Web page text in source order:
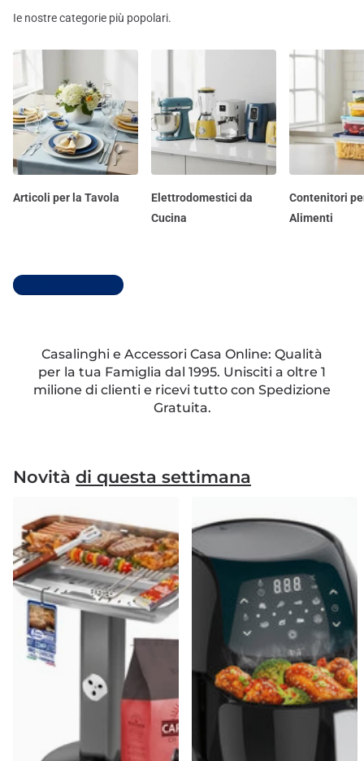
Ie nostre categorie più popolari.
Articoli per la Tavola
Elettrodomestici da
Cucina
Contenitori
Alimenti
Scopri tutti i reparti
Casalinghi e Accessori Casa Online: Qualità
per la tua Famiglia dal 1995. Unisciti a oltre 1
milione di clienti e ricevi tutto con Spedizione
Gratuita.
Novità di questa settimana